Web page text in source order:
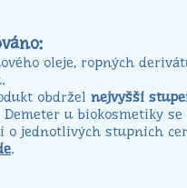
oleje, ropných
obdržel nejvyšší
Demeter u biokosmetiky
o jednotlivých stupních
.